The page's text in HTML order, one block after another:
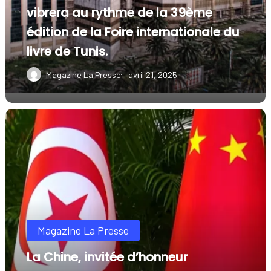
Chedli
Klibi:
vibrera
au
rythme
de
la
39ème
édition
Foire
internationale
du
vibrera au rythme de la 39ème
édition de la Foire internationale du
livre de Tunis.
Magazine La Presse avril 21, 2025
La
Chine,
invitée
d’honneur
Magazine La Presse
La Chine, invitée d’honneur